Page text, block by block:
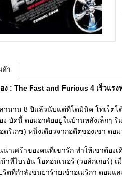
ค้า
อง : The Fast and Furious 4 เร็วแ
าน 8 ปีแล้วนับแต่ที่โดมินิค โทเร็ตโต้
ง บัดนี้ ดอมอาศัยอยู่ในบ้านหลังเล็ก
ดริเกซ) หนึ่งเดียวจากอดีตของเขา ด
น่าเศร้าของคนที่เขารัก ทำให้เขาต้อ
น้าที่ไบรอัน โอคอนเนอร์ (วอล์กเกอร์
ริตที่กำลังขนยาร้ายเข้าอเมริกา ดอม